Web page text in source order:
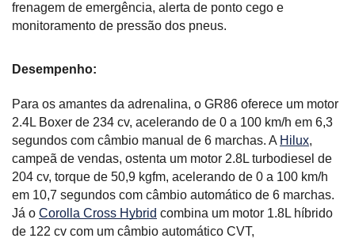
frenagem de emergência, alerta de ponto cego e
monitoramento de pressão dos pneus.
Desempenho:
Para os amantes da adrenalina, o GR86 oferece um motor
2.4L Boxer de 234 cv, acelerando de 0 a 100 km/h em 6,3
segundos com câmbio manual de 6 marchas. A Hilux,
campeã de vendas, ostenta um motor 2.8L turbodiesel de
204 cv, torque de 50,9 kgfm, acelerando de 0 a 100 km/h
em 10,7 segundos com câmbio automático de 6 marchas.
Já o Corolla Cross Hybrid combina um motor 1.8L híbrido
de 122 cv com um câmbio automático CVT,